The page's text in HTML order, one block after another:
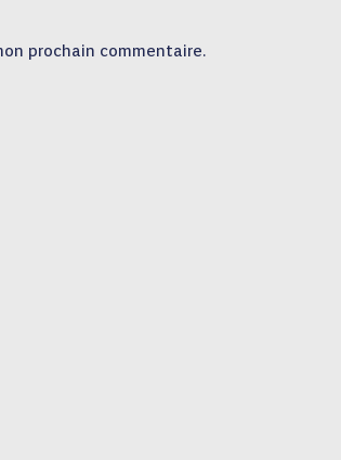
prochain commentaire.